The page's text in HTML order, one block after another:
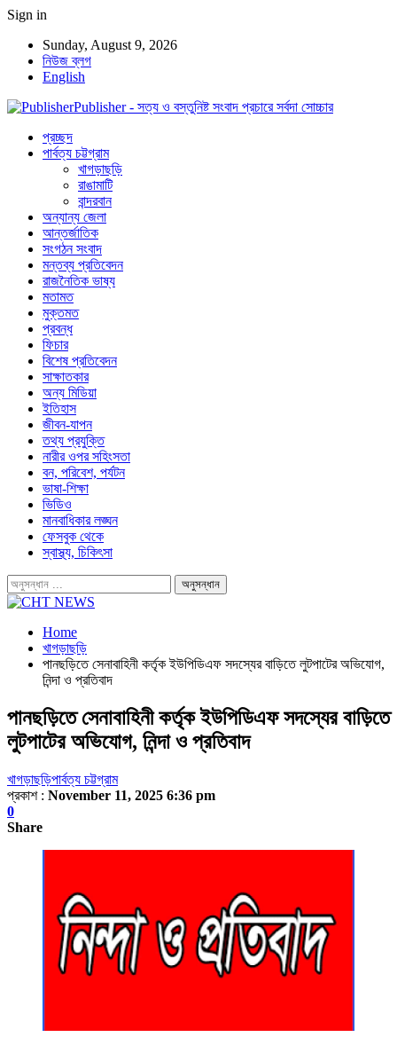
Sign in
Sunday, August 9, 2026
নিউজ ব্লগ
English
Publisher - সত্য ও বস্তুনিষ্ট সংবাদ প্রচারে সর্বদা সোচ্চার
প্রচ্ছদ
পার্বত্য চট্টগ্রাম
খাগড়াছড়ি
রাঙামাটি
বান্দরবান
অন্যান্য জেলা
আন্তর্জাতিক
সংগঠন সংবাদ
মন্তব্য প্রতিবেদন
রাজনৈতিক ভাষ্য
মতামত
মুক্তমত
প্রবন্ধ
ফিচার
বিশেষ প্রতিবেদন
সাক্ষাতকার
অন্য মিডিয়া
ইতিহাস
জীবন-যাপন
তথ্য প্রযুক্তি
নারীর ওপর সহিংসতা
বন, পরিবেশ, পর্যটন
ভাষা-শিক্ষা
ভিডিও
মানবাধিকার লঙ্ঘন
ফেসবুক থেকে
স্বাস্থ্য, চিকিৎসা
Home
খাগড়াছড়ি
পানছড়িতে সেনাবাহিনী কর্তৃক ইউপিডিএফ সদস্যের বাড়িতে লুটপাটের অভিযোগ,
নিন্দা ও প্রতিবাদ
পানছড়িতে সেনাবাহিনী কর্তৃক ইউপিডিএফ সদস্যের বাড়িতে
লুটপাটের অভিযোগ, নিন্দা ও প্রতিবাদ
খাগড়াছড়িপার্বত্য চট্টগ্রাম
প্রকাশ : November 11, 2025 6:36 pm
0
Share